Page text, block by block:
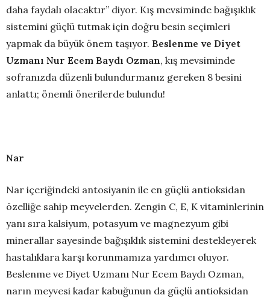
daha faydalı olacaktır” diyor. Kış mevsiminde bağışıklık
sistemini güçlü tutmak için doğru besin seçimleri
yapmak da büyük önem taşıyor. Beslenme ve Diyet
Uzmanı Nur Ecem Baydı Ozman, kış mevsiminde
sofranızda düzenli bulundurmanız gereken 8 besini
anlattı; önemli önerilerde bulundu!
Nar
Nar içeriğindeki antosiyanin ile en güçlü antioksidan
özelliğe sahip meyvelerden. Zengin C, E, K vitaminlerinin
yanı sıra kalsiyum, potasyum ve magnezyum gibi
minerallar sayesinde bağışıklık sistemini destekleyerek
hastalıklara karşı korunmamıza yardımcı oluyor.
Beslenme ve Diyet Uzmanı Nur Ecem Baydı Ozman,
narın meyvesi kadar kabuğunun da güçlü antioksidan